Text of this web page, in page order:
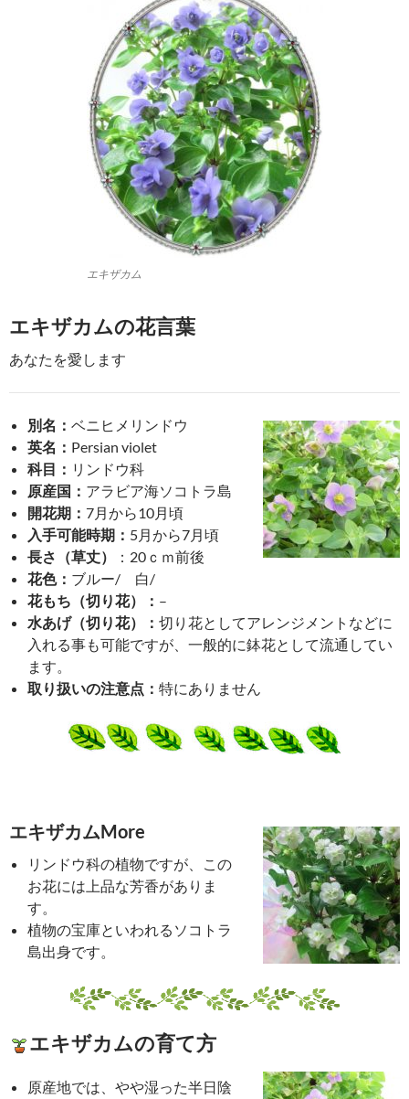
エキザカム
エキザカムの花言葉
あなたを愛します
別名： ベニヒメリンドウ
英名： Persian violet
科目： リンドウ科
原産国： アラビア海ソコトラ島
開花期： 7月から10月頃
入手可能時期： 5月から7月頃
長さ（草丈）
：20ｃｍ前後
花色： ブルー/ 白/
花もち（切り花）： –
水あげ（切り花）： 切り花としてアレンジメントなどに
入れる事も可能ですが、一般的に鉢花として流通してい
ます。
取り扱いの注意点： 特にありません
エキザカムMore
リンドウ科の植物ですが、この
お花には上品な芳香がありま
す。
植物の宝庫といわれるソコトラ
島出身です。
エキザカムの育て方
原産地では、やや湿った半日陰